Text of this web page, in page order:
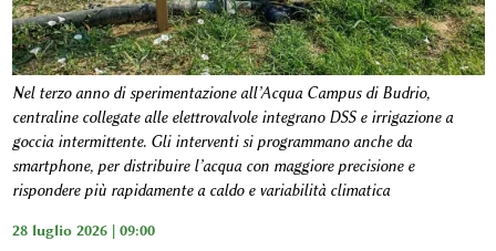
Nel terzo anno di sperimentazione all’Acqua Campus di Budrio,
centraline collegate alle elettrovalvole integrano DSS e irrigazione a
goccia intermittente. Gli interventi si programmano anche da
smartphone, per distribuire l’acqua con maggiore precisione e
rispondere più rapidamente a caldo e variabilità climatica
28 luglio 2026 | 09:00